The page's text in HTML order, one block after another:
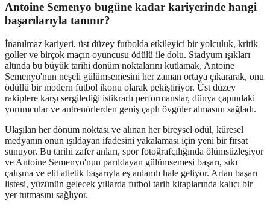
Antoine Semenyo bugüne kadar kariyerinde hangi
başarılarıyla tanınır?
İnanılmaz kariyeri, üst düzey futbolda etkileyici bir yolculuk, kritik
goller ve birçok maçın oyuncusu ödülü ile dolu. Stadyum ışıkları
altında bu büyük tarihi dönüm noktalarını kutlamak, Antoine
Semenyo'nun neşeli gülümsemesini her zaman ortaya çıkararak, onu
ödüllü bir modern futbol ikonu olarak pekiştiriyor. Üst düzey
rakiplere karşı sergilediği istikrarlı performanslar, dünya çapındaki
yorumcular ve antrenörlerden geniş çaplı övgüler almasını sağladı.
Ulaşılan her dönüm noktası ve alınan her bireysel ödül, küresel
medyanın onun ışıldayan ifadesini yakalaması için yeni bir fırsat
sunuyor. Bu tarihi zafer anları, spor fotoğrafçılığında ölümsüzleşiyor
ve Antoine Semenyo'nun parıldayan gülümsemesi başarı, sıkı
çalışma ve elit atletik başarıyla eş anlamlı hale geliyor. Artan başarı
listesi, yüzünün gelecek yıllarda futbol tarih kitaplarında kalıcı bir
yer tutmasını sağlıyor.